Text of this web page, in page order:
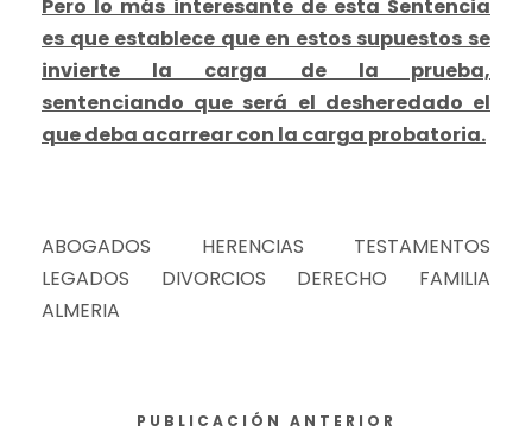
Pero lo más interesante de esta Sentencia
es que establece que en estos supuestos se
invierte la carga de la prueba,
sentenciando que será el desheredado el
que deba acarrear con la carga probatoria.
ABOGADOS HERENCIAS TESTAMENTOS
LEGADOS DIVORCIOS DERECHO FAMILIA
ALMERIA
PUBLICACIÓN ANTERIOR